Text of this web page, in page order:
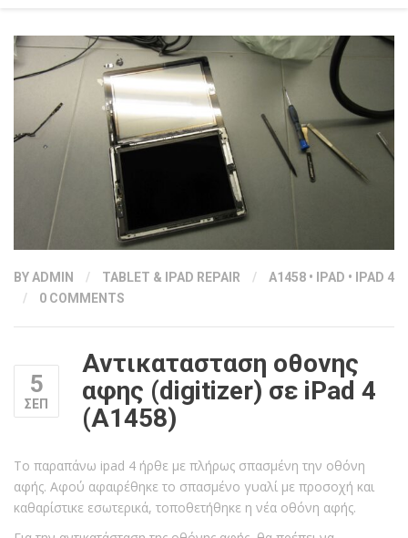
BYADMIN / TABLET & IPAD REPAIR / A1458 • IPAD •
IPAD 4
/
0 COMMENTS
5
ΣΕΠ
Αντικατασταση οθονης
αφης (digitizer) σε iPad 4
(A1458)
Το παραπάνω ipad 4 ήρθε με πλήρως σπασμένη την οθόνη
αφής. Αφού αφαιρέθηκε το σπασμένο γυαλί με προσοχή και
καθαρίστικε εσωτερικά, τοποθετήθηκε η νέα οθόνη αφής.